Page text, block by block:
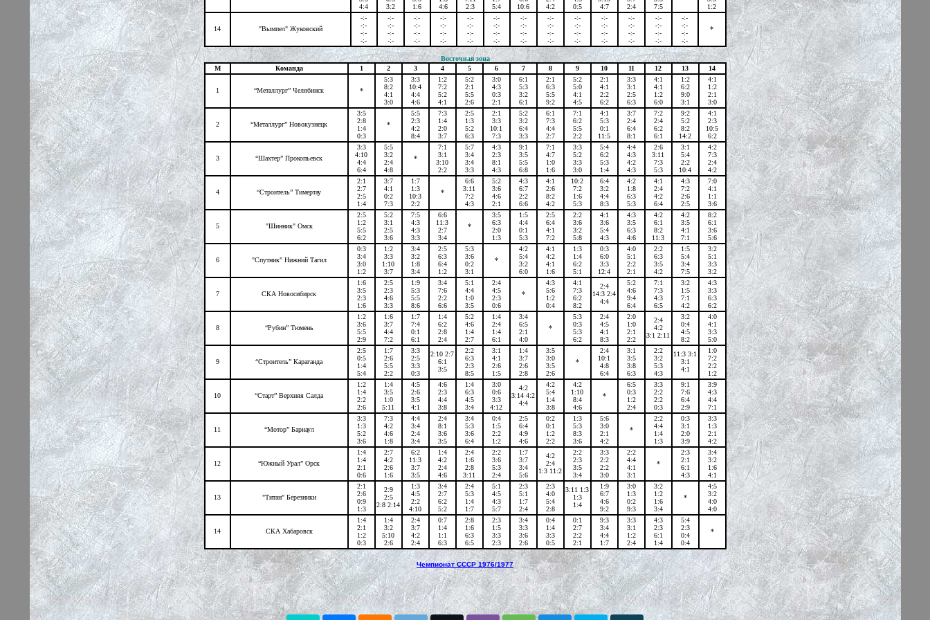
4:4
3:2
1:6
4:6
2:3
5:4
10:6
4:2
0:5
4:7
2:4
7:5
1:2
14 "Вымпел" Жуковский
-:-
-:-
-:-
-:-
-:-
-:-
-:-
-:-
-:-
-:-
-:-
-:-
-:-
-:-
-:-
-:-
-:-
-:-
-:-
-:-
-:-
-:-
-:-
-:-
-:-
-:-
-:-
-:-
-:-
-:-
-:-
-:-
-:-
-:-
-:-
-:-
-:-
-:-
-:-
-:-
-:-
-:-
-:-
-:-
-:-
-:-
-:-
-:-
-:-
-:-
-:-
-:-
*
Восточная зона
М
Команда 1 2 3 4 5 6 7 8 9 10 11 12 13 14
1 “Металлург” Челябинск *
5:3
8:2
4:1
3:0
3:3
10:4
4:4
4:6
1:2
7:2
5:2
4:1
5:2
2:1
5:5
2:6
3:0
4:3
0:3
2:1
6:1
5:3
3:2
6:1
2:1
6:3
5:5
9:2
5:2
5:0
4:1
4:5
2:1
4:1
2:2
6:2
3:3
3:1
2:5
6:3
4:1
4:1
1:2
6:0
1:2
6:2
9:0
3:1
4:1
1:2
2:1
3:0
2 “Металлург” Новокузнецк
3:5
2:8
1:4
0:3
*
5:5
2:3
4:2
8:4
7:3
1:4
2:0
3:7
2:5
1:3
5:2
6:3
2:1
3:3
10:1
7:3
5:2
3:2
6:4
3:3
6:1
7:3
4:4
2:7
7:1
6:2
5:5
2:2
4:1
5:3
0:1
11:5
3:7
2:4
6:4
8:1
7:2
2:4
6:2
6:1
9:2
5:2
8:2
14:2
4:1
2:3
10:5
6:2
3 “Шахтер” Прокопьевск
3:3
4:10
4:4
6:4
5:5
3:2
2:4
4:8
*
7:1
3:1
3:10
2:2
5:7
3:4
3:4
3:3
4:3
2:3
8:1
4:3
9:1
3:5
5:5
6:8
7:1
4:7
1:0
1:6
3:3
5:2
3:3
3:0
5:4
6:2
5:3
1:4
4:4
4:3
4:2
4:3
2:6
3:11
7:3
5:3
3:1
5:4
2:2
10:4
4:2
7:3
2:4
4:2
4 “Строитель” Тимертау
2:1
2:7
2:5
1:4
3:7
4:1
0:2
7:3
1:7
1:3
10:3
2:2
*
6:6
3:11
7:2
4:3
5:2
3:6
4:6
2:1
4:3
6:7
2:2
6:6
4:1
2:6
8:2
4:2
10:2
7:2
1:6
5:3
6:4
3:2
4:4
8:3
4:2
1:8
6:3
5:3
4:1
2:4
4:2
6:4
4:3
7:2
2:6
2:5
7:0
4:1
1:1
3:6
5 "Шинник" Омск
2:5
1:2
5:5
6:2
5:2
3:1
2:5
3:6
7:5
4:3
4:3
3:3
6:6
11:3
2:7
3:4
*
3:5
6:3
2:0
1:3
1:5
4:4
0:1
5:3
2:5
6:4
4:1
7:2
2:2
3:6
3:2
5:8
4:1
3:6
5:4
4:3
4:3
3:5
6:3
4:6
4:2
6:1
8:2
11:3
4:2
3:5
4:1
7:1
8:2
6:1
3:6
5:6
6 "Спутник" Нижний Тагил
0:3
3:4
3:0
1:2
1:2
3:3
1:10
3:7
3:4
3:2
1:8
3:4
2:5
6:3
6:4
1:2
5:3
3:6
0:2
3:1
*
4:2
5:4
3:2
6:0
4:1
4:2
4:1
1:6
1:3
1:4
6:2
5:1
0:3
6:0
3:3
12:4
4:0
5:1
2:2
2:1
2:2
6:3
3:5
4:2
1:5
5:4
3:4
7:5
3:2
5:1
3:3
3:2
7 СКА Новосибирск
1:6
3:5
2:3
1:6
2:5
2:3
4:6
3:3
1:9
5:3
5:5
8:6
3:4
7:6
2:2
6:6
5:1
4:4
1:0
3:5
2:4
4:5
2:3
0:6
*
4:3
5:6
1:2
0:4
4:1
7:3
6:2
8:2
2:4
14:3 2:4
4:4
5:2
4:6
9:4
6:4
7:1
7:3
4:3
6:5
3:2
1:5
7:1
4:2
4:3
3:3
6:3
6:2
8 “Рубин” Тюмень
1:2
3:6
5:5
2:9
1:6
3:7
4:4
7:2
1:7
7:4
0:1
6:1
1:4
6:2
2:8
2:4
5:2
4:6
1:4
2:7
1:4
2:4
1:4
6:1
3:4
6:5
2:1
4:0
*
5:3
0:3
5:3
6:2
2:4
4:5
4:1
8:3
2:0
1:0
2:1
2:2
2:4
4:2
3:1 2:11
3:2
0:4
4:5
8:2
4:0
4:1
3:3
5:0
9 “Строитель” Караганда
2:5
0:5
1:4
5:4
1:7
2:6
5:5
2:2
3:3
2:5
3:3
0:3
2:10 2:7
6:1
3:5
2:2
6:3
2:3
8:5
3:1
4:1
2:6
1:5
1:4
3:7
2:6
2:8
3:5
3:0
3:5
2:6
*
2:4
10:1
4:8
6:4
3:1
3:5
3:8
6:3
2:2
3:2
5:3
4:3
11:3 3:1
3:1
4:1
1:0
7:2
2:2
1:2
10 “Старт” Верхняя Салда
1:2
1:4
2:2
2:6
1:4
3:5
1:0
5:11
4:5
2:6
3:5
4:1
4:6
2:3
4:4
3:8
1:4
6:3
4:5
3:4
3:0
0:6
3:3
4:12
4:2
3:14 4:2
4:4
4:2
5:4
1:4
3:8
4:2
1:10
8:4
4:6
*
6:5
0:3
1:2
2:4
3:3
2:2
2:2
0:3
9:1
7:6
6:4
2:9
3:9
4:3
4:4
7:1
11 “Мотор” Барнаул
3:3
1:3
5:2
3:6
7:3
4:2
4:6
1:8
4:4
3:4
2:4
3:4
2:4
8:1
3:6
3:5
3:4
5:3
3:6
6:4
0:4
1:5
2:2
1:2
2:5
6:4
4:9
4:6
0:2
0:1
1:2
2:2
1:3
5:3
8:3
3:6
5:6
3:0
2:1
4:2
*
2:2
4:4
1:4
1:3
0:3
3:1
2:0
3:9
3:3
1:3
2:1
4:2
12 “Южный Урал” Орск
1:4
1:4
2:1
0:6
2:7
4:2
2:6
1:6
6:2
11:3
3:7
3:5
1:4
4:2
2:4
4:6
2:4
1:6
2:8
3:11
2:2
3:6
5:3
2:4
1:7
3:7
3:4
5:6
4:2
2:4
1:3 11:2
2:2
2:3
3:5
3:4
3:3
2:2
2:2
3:0
2:2
4:4
4:1
3:1
*
2:3
2:1
6:1
4:3
3:4
3:2
1:6
4:1
13 "Титан" Березники
2:1
2:6
0:9
1:3
2:9
2:5
2:8 2:14
1:3
4:5
2:2
4:10
3:4
2:7
6:2
5:2
2:4
5:3
1:4
1:7
5:1
4:5
4:3
5:7
2:3
5:1
1:7
2:4
2:3
4:0
5:4
2:8
3:11 1:3
1:3
1:4
1:9
6:7
4:6
9:2
3:0
1:3
0:2
9:3
3:2
1:2
1:6
3:4
*
4:5
3:2
4:0
4:0
14 СКА Хабаровск
1:4
2:1
1:2
0:3
1:4
3:2
5:10
2:6
2:4
3:7
4:2
2:4
0:7
1:4
1:1
6:3
2:8
1:6
6:3
6:5
2:3
1:5
3:3
2:3
3:4
3:3
3:6
2:6
0:4
1:4
3:3
0:5
0:1
2:7
2:2
2:1
9:3
3:4
4:4
1:7
3:3
3:1
1:2
2:4
4:3
2:3
6:1
1:4
5:4
2:3
0:4
0:4
*
Чемпионат СССР 1976/1977